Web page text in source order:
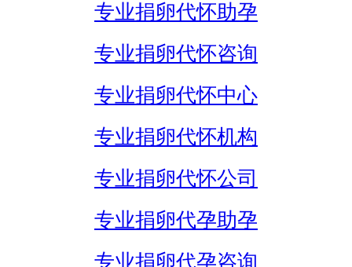
专业捐卵代怀助孕
专业捐卵代怀咨询
专业捐卵代怀中心
专业捐卵代怀机构
专业捐卵代怀公司
专业捐卵代孕助孕
专业捐卵代孕咨询